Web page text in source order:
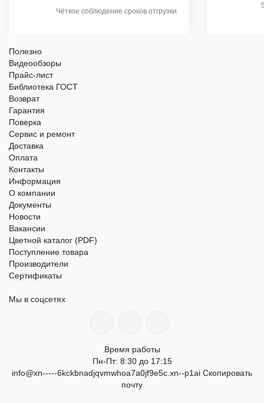
Чёткое соблюдение сроков отгрузки
Полезно
Видеообзоры
Прайс-лист
Библиотека ГОСТ
Возврат
Гарантия
Поверка
Сервис и ремонт
Доставка
Оплата
Контакты
Информация
О компании
Документы
Новости
Вакансии
Цветной каталог (PDF)
Поступление товара
Производители
Сертификаты
Мы в соцсетях
Время работы
Пн-Пт: 8:30 до 17:15
info@xn-----6kckbnadjqvmwhoa7a0jf9e5c.xn--p1ai Скопировать
почту